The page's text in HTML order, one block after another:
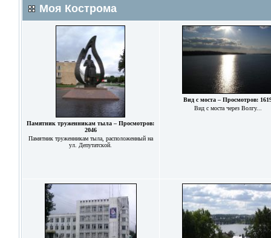
Моя Кострома
Памятник труженникам тыла – Просмотров:
2046
Памятник труженникам тыла, расположенный на
ул. Депутатской.
Вид с моста – Просмотров:
Вид с моста через Волгу...